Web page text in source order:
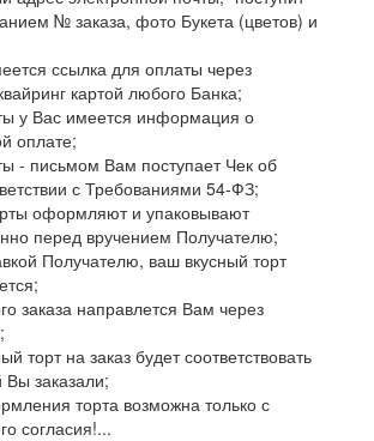
№ заказа, фото Букета (цветов) и
ссылка для оплаты через
картой любого Банка;
у Вас имеется информация о
оплате;
- письмом Вам поступает Чек об
с Требованиями 54-ФЗ;
оформляют и упаковывают
перед вручением Получателю;
Получателю, ваш вкусный торт
заказа направлется Вам через
торт на заказ будет соответствовать
Вы заказали;
торта возможна только с
согласия!...